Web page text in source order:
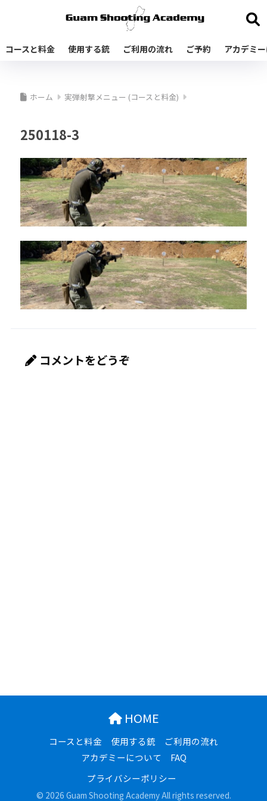
コースと料金 使用する銃 ご利用の流れ ご予約 アカデミ
ホーム 実弾射撃メニュー (コースと料金)
250118-3
コメントをどうぞ
HOME
コースと料金 使用する銃
ご利用の流れ
アカデミーについて
FAQ
プライバシーポリシー
© 2026 Guam Shooting Academy All rights reserved.